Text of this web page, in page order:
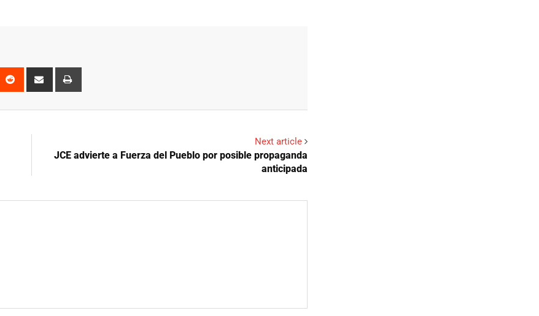
Reddit
Share
Next article
JCE advierte a Fuerza del Pueblo por posible propaganda
anticipada